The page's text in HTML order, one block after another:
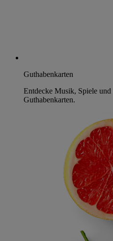
Guthabenkarten
Entdecke Musik, Spiele und
Guthabenkarten.